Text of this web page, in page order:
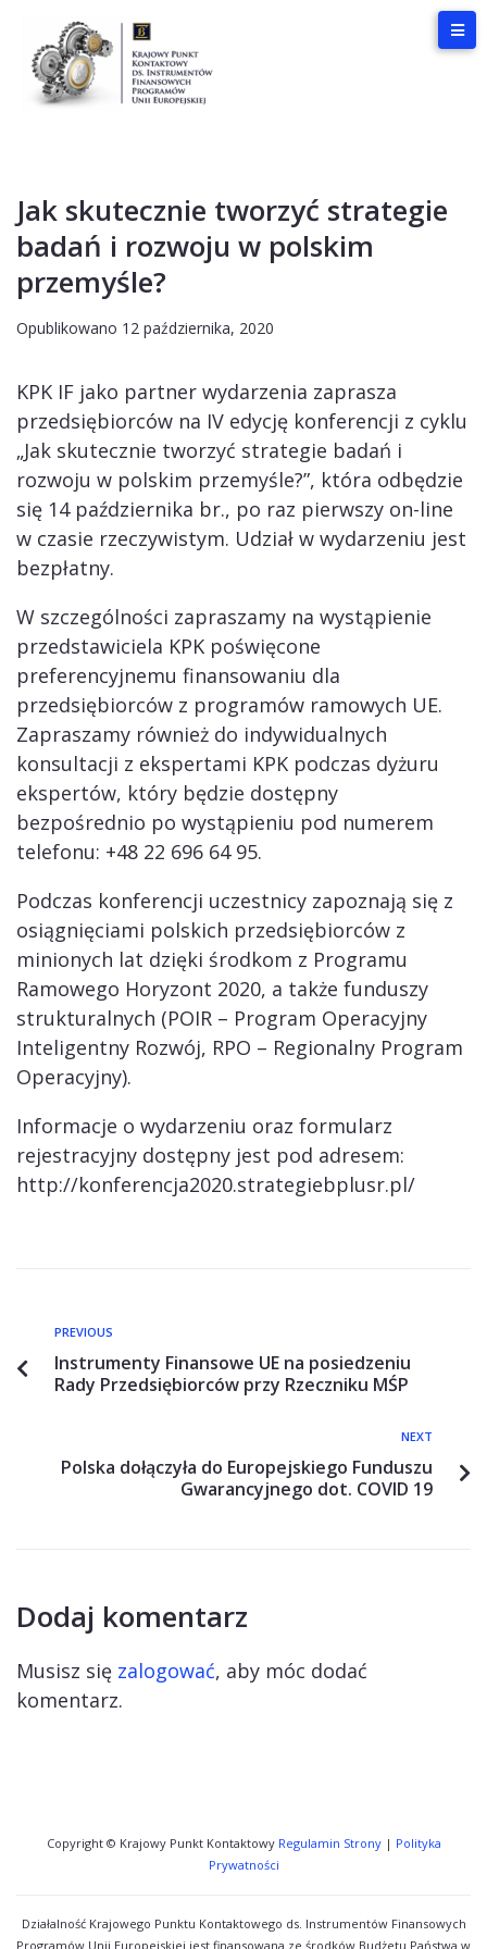
Jak skutecznie tworzyć strategie
badań i rozwoju w polskim
przemyśle?
Opublikowano 12 października, 2020
KPK IF jako partner wydarzenia zaprasza
przedsiębiorców na IV edycję konferencji z cyklu
„Jak skutecznie tworzyć strategie badań i
rozwoju w polskim przemyśle?”, która odbędzie
się 14 października br., po raz pierwszy on-line
w czasie rzeczywistym. Udział w wydarzeniu jest
bezpłatny.
W szczególności zapraszamy na wystąpienie
przedstawiciela KPK poświęcone
preferencyjnemu finansowaniu dla
przedsiębiorców z programów ramowych UE.
Zapraszamy również do indywidualnych
konsultacji z ekspertami KPK podczas dyżuru
ekspertów, który będzie dostępny
bezpośrednio po wystąpieniu pod numerem
telefonu: +48 22 696 64 95.
Podczas konferencji uczestnicy zapoznają się z
osiągnięciami polskich przedsiębiorców z
minionych lat dzięki środkom z Programu
Ramowego Horyzont 2020, a także funduszy
strukturalnych (POIR – Program Operacyjny
Inteligentny Rozwój, RPO – Regionalny Program
Operacyjny).
Informacje o wydarzeniu oraz formularz
rejestracyjny dostępny jest pod adresem:
http://konferencja2020.strategiebplusr.pl/
PREVIOUS
Instrumenty Finansowe UE na posiedzeniu
Rady Przedsiębiorców przy Rzeczniku MŚP
NEXT
Polska dołączyła do Europejskiego Funduszu
Gwarancyjnego dot. COVID 19
Dodaj komentarz
Musisz się zalogować, aby móc dodać
komentarz.
Copyright © Krajowy Punkt Kontaktowy Regulamin Strony| Polityka
Prywatności
Działalność Krajowego Punktu Kontaktowego ds. Instrumentów Finansowych
Programów Unii Europejskiej jest finansowana ze środków Budżetu Państwa w